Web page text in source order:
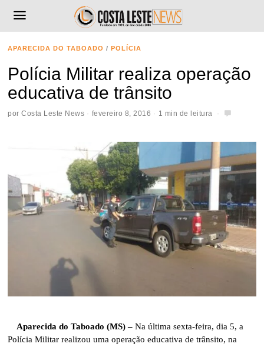
APARECIDA DO TABOADO / POLÍCIA
Polícia Militar realiza operação
educativa de trânsito
porCosta Leste News fevereiro 8, 2016 1 min de leitura
Aparecida do Taboado (MS) –Na última sexta-feira, dia 5, a
Polícia Militar realizou uma operação educativa de trânsito, na